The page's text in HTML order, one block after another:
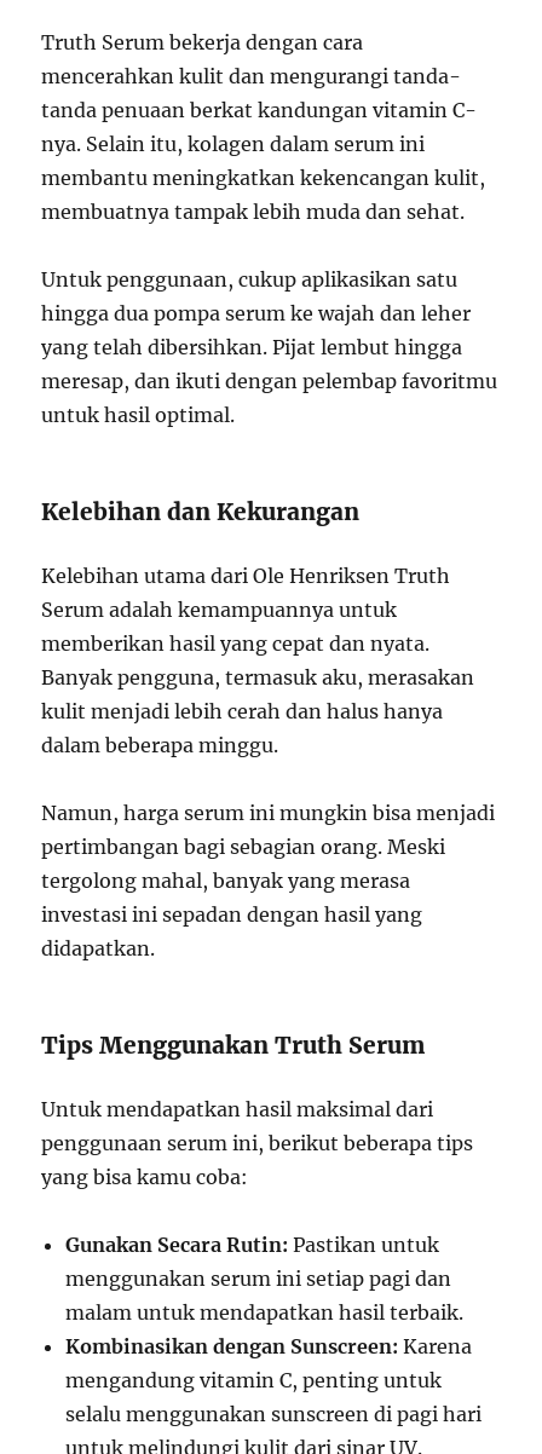
Truth Serum bekerja dengan cara
mencerahkan kulit dan mengurangi tanda-
tanda penuaan berkat kandungan vitamin C-
nya. Selain itu, kolagen dalam serum ini
membantu meningkatkan kekencangan kulit,
membuatnya tampak lebih muda dan sehat.
Untuk penggunaan, cukup aplikasikan satu
hingga dua pompa serum ke wajah dan leher
yang telah dibersihkan. Pijat lembut hingga
meresap, dan ikuti dengan pelembap favoritmu
untuk hasil optimal.
Kelebihan dan Kekurangan
Kelebihan utama dari Ole Henriksen Truth
Serum adalah kemampuannya untuk
memberikan hasil yang cepat dan nyata.
Banyak pengguna, termasuk aku, merasakan
kulit menjadi lebih cerah dan halus hanya
dalam beberapa minggu.
Namun, harga serum ini mungkin bisa menjadi
pertimbangan bagi sebagian orang. Meski
tergolong mahal, banyak yang merasa
investasi ini sepadan dengan hasil yang
didapatkan.
Tips Menggunakan Truth Serum
Untuk mendapatkan hasil maksimal dari
penggunaan serum ini, berikut beberapa tips
yang bisa kamu coba:
Gunakan Secara Rutin: Pastikan untuk
menggunakan serum ini setiap pagi dan
malam untuk mendapatkan hasil terbaik.
Kombinasikan dengan Sunscreen: Karena
mengandung vitamin C, penting untuk
selalu menggunakan sunscreen di pagi hari
untuk melindungi kulit dari sinar UV.